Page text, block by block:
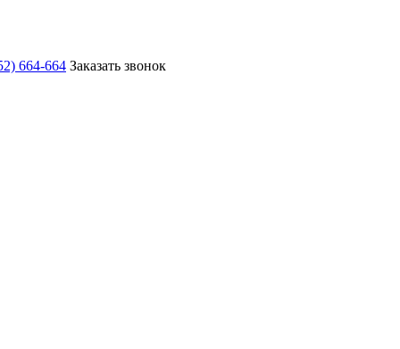
664-664 Заказать звонок